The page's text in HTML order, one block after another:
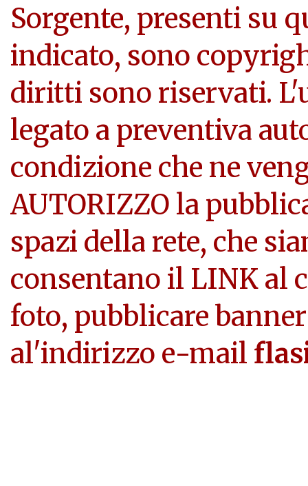
Sorgente, presenti su
indicato, sono
diritti sono riservati.
legato a preventiva
condizione che ne
AUTORIZZO la
spazi della rete, che
consentano il LINK al
foto, pubblicare
al'indirizzo e-mail